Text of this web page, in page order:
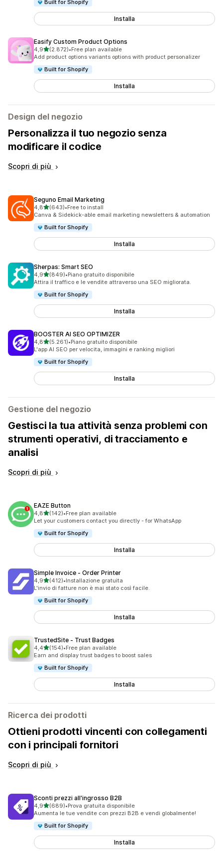
Built for Shopify
Installa
Easify Custom Product Options
4,9stelle su 5
(2.872)
2872 recensioni totali
•Free plan available
Add product options variants options with product personalizer
Built for Shopify
Installa
Design del negozio
Personalizza il tuo negozio senza
modificare il codice
Scopri di più
Seguno Email Marketing
4,8stelle su 5
(643)
643 recensioni totali
•Free to install
Canva & Sidekick-able email marketing newsletters & automation
Built for Shopify
Installa
Sherpas: Smart SEO
4,9stelle su 5
(849)
849 recensioni totali
•Piano gratuito disponibile
Attira il traffico e le vendite attraverso una SEO migliorata.
Built for Shopify
Installa
BOOSTER AI SEO OPTIMIZER
4,8stelle su 5
(5.261)
5261 recensioni totali
•Piano gratuito disponibile
L'app AI SEO per velocita, immagini e ranking migliori
Built for Shopify
Installa
Gestione del negozio
Gestisci la tua attività senza problemi con
strumenti operativi, di tracciamento e
analisi
Scopri di più
EAZE Button
4,8stelle su 5
(142)
142 recensioni totali
•Free plan available
Let your customers contact you directly - for WhatsApp
Built for Shopify
Installa
Simple Invoice ‑ Order Printer
4,9stelle su 5
(412)
412 recensioni totali
•Installazione gratuita
L'invio di fatture non è mai stato così facile.
Built for Shopify
Installa
TrustedSite ‑ Trust Badges
4,4stelle su 5
(154)
154 recensioni totali
•Free plan available
Earn and display trust badges to boost sales
Built for Shopify
Installa
Ricerca dei prodotti
Ottieni prodotti vincenti con collegamenti
con i principali fornitori
Scopri di più
Sconti prezzi all'ingrosso B2B
4,9stelle su 5
(689)
689 recensioni totali
•Prova gratuita disponibile
Aumenta le tue vendite con prezzi B2B e vendi globalmente!
Built for Shopify
Installa